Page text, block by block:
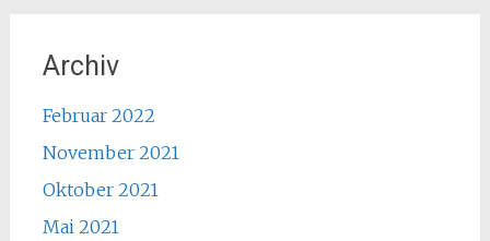
Archiv
Februar 2022
November 2021
Oktober 2021
Mai 2021